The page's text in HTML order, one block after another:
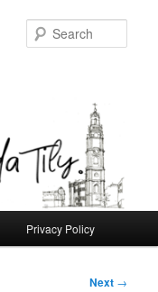
Privacy Policy
Next →